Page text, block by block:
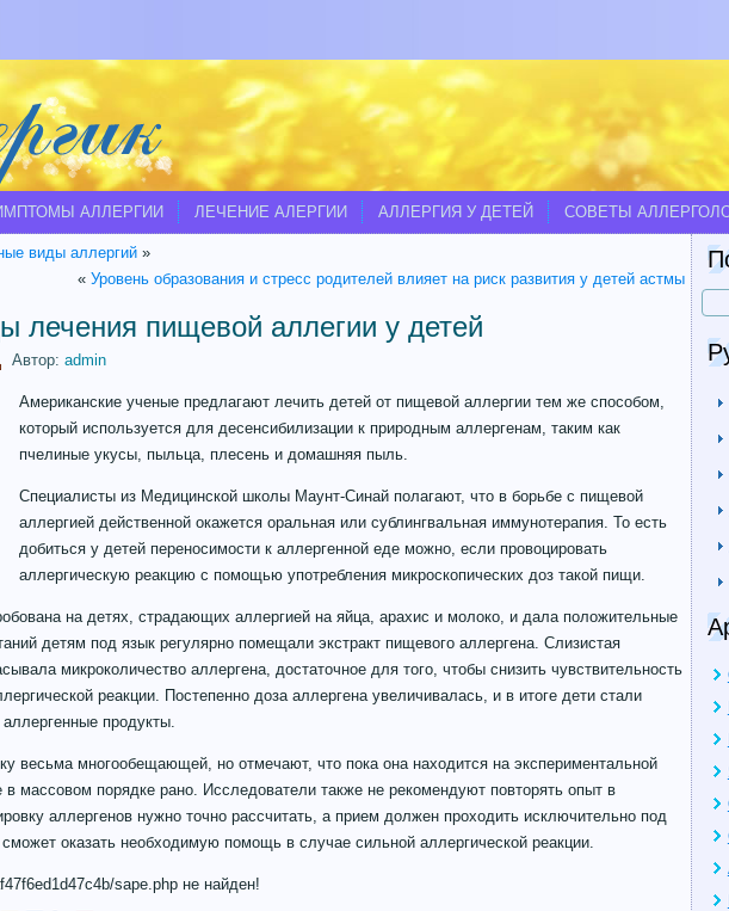
АЛЛЕРГИИ ЛЕЧЕНИЕ АЛЕРГИИ АЛЛЕРГИЯ У ДЕТЕЙ СОВЕТЫ
виды аллергий»
« Уровень образования и стресс родителей влияет на риск развития у детей астмы
лечения пищевой аллегии у детей
Автор: admin
Американские ученые предлагают лечить детей от пищевой аллергии тем же способом,
который используется для десенсибилизации к природным аллергенам, таким как
пчелиные укусы, пыльца, плесень и домашняя пыль.
Специалисты из Медицинской школы Маунт-Синай полагают, что в борьбе с пищевой
аллергией действенной окажется оральная или сублингвальная иммунотерапия. То есть
добиться у детей переносимости к аллергенной еде можно, если провоцировать
аллергическую реакцию с помощью употребления микроскопических доз такой пищи.
на детях, страдающих аллергией на яйца, арахис и молоко, и дала положительные
детям под язык регулярно помещали экстракт пищевого аллергена. Слизистая
микроколичество аллергена, достаточное для того, чтобы снизить чувствительность
реакции. Постепенно доза аллергена увеличивалась, и в итоге дети стали
продукты.
весьма многообещающей, но отмечают, что пока она находится на экспериментальной
в массовом порядке рано. Исследователи также не рекомендуют повторять опыт в
аллергенов нужно точно рассчитать, а прием должен проходить исключительно под
оказать необходимую помощь в случае сильной аллергической реакции.
sape.php не найден!